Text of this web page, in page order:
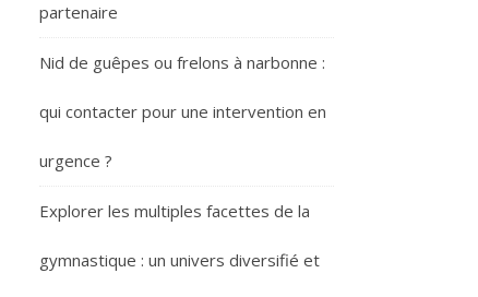
partenaire
Nid de guêpes ou frelons à narbonne :
qui contacter pour une intervention en
urgence ?
Explorer les multiples facettes de la
gymnastique : un univers diversifié et